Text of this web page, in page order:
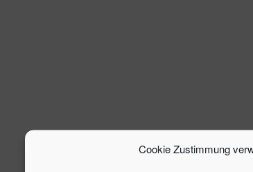
Cookie Zustimmung